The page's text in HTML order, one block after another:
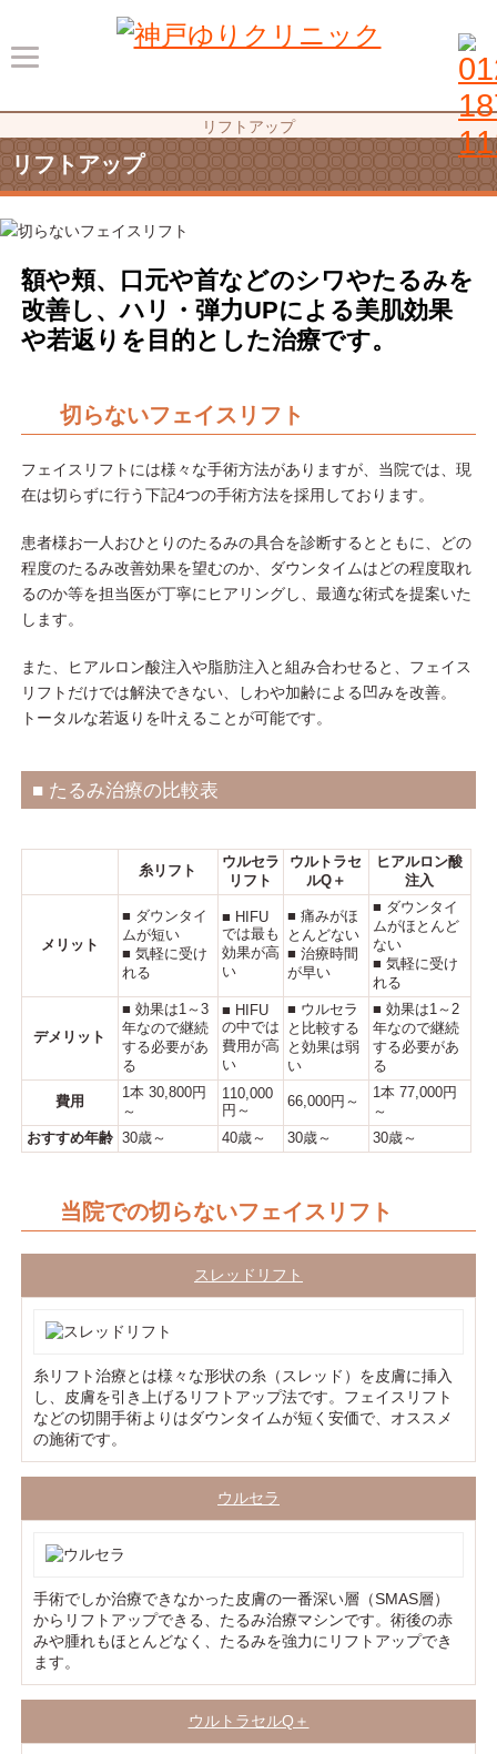
リフトアップ
リフトアップ
額や頬、口元や首などのシワやたるみを
改善し、ハリ・弾力UPによる美肌効果
や若返りを目的とした治療です。
切らないフェイスリフト
フェイスリフトには様々な手術方法がありますが、当院では、現
在は切らずに行う下記4つの手術方法を採用しております。
患者様お一人おひとりのたるみの具合を診断するとともに、どの
程度のたるみ改善効果を望むのか、ダウンタイムはどの程度取れ
るのか等を担当医が丁寧にヒアリングし、最適な術式を提案いた
します。
また、ヒアルロン酸注入や脂肪注入と組み合わせると、フェイス
リフトだけでは解決できない、しわや加齢による凹みを改善。
トータルな若返りを叶えることが可能です。
■ たるみ治療の比較表
糸リフト
ウルセラ
リフト
ウルトラセ
ルQ＋
ヒアルロン酸
注入
メリット
■ ダウンタイ
ムが短い
■ 気軽に受け
れる
■ HIFU
では最も
効果が高
い
■ 痛みがほ
とんどない
■ 治療時間
が早い
■ ダウンタイ
ムがほとんど
ない
■ 気軽に受け
れる
デメリット
■ 効果は1～3
年なので継続
する必要があ
る
■ HIFU
の中では
費用が高
い
■ ウルセラ
と比較する
と効果は弱
い
■ 効果は1～2
年なので継続
する必要があ
る
費用
1本 30,800円
～
110,000
円～
66,000円～
1本 77,000円
～
おすすめ年齢 30歳～ 40歳～ 30歳～ 30歳～
当院での切らないフェイスリフト
スレッドリフト
糸リフト治療とは様々な形状の糸（スレッド）を皮膚に挿入
し、皮膚を引き上げるリフトアップ法です。フェイスリフト
などの切開手術よりはダウンタイムが短く安価で、オススメ
の施術です。
ウルセラ
手術でしか治療できなかった皮膚の一番深い層（SMAS層）
からリフトアップできる、たるみ治療マシンです。術後の赤
みや腫れもほとんどなく、たるみを強力にリフトアップでき
ます。
ウルトラセルQ＋